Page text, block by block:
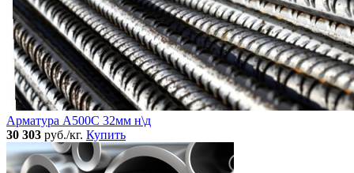
Арматура А500С 32мм н\д
30 303 руб./кг. Купить